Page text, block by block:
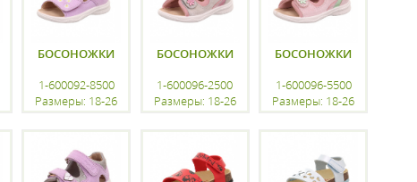
БОСОНОЖКИ
1-600092-8500
Размеры: 18-26
БОСОНОЖКИ
1-600096-2500
Размеры: 18-26
БОСОНОЖКИ
1-600096-5500
Размеры: 18-26